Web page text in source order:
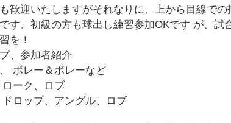
歓迎いたしますがそれなりに、上から目線で
す、初級の方も球出し練習参加OKです が、試
を！
、参加者紹介
ボレー＆ボレーなど
ーク、ロブ
ロップ、アングル、ロブ